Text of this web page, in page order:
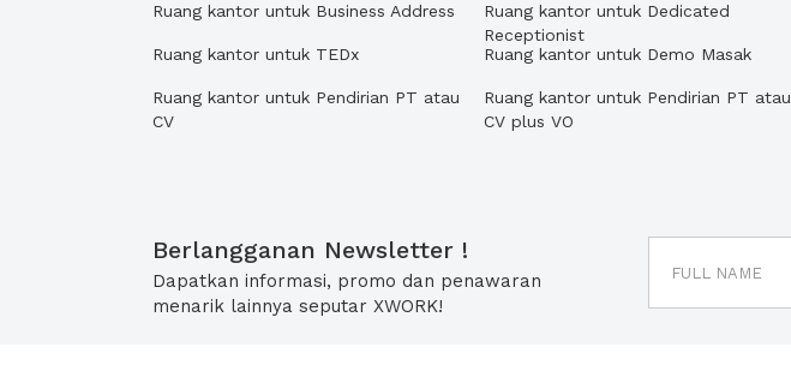
Ruang kantor untuk Business Address
Ruang kantor untuk Dedicated
Receptionist
Ruang kantor untuk TEDx Ruang kantor untuk Demo Masak
Ruang kantor untuk Pendirian PT atau
CV
Ruang kantor untuk Pendirian PT atau
CV plus VO
Berlangganan Newsletter !
Dapatkan informasi, promo dan penawaran
menarik lainnya seputar XWORK!